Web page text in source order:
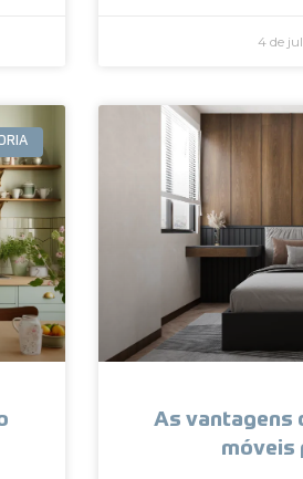
4 de
As vantagens
móveis